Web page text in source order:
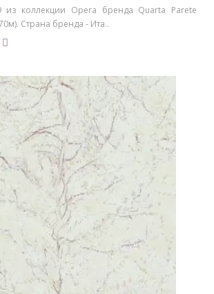
из коллекции Opera бренда Quarta Parete
Страна бренда - Ита..